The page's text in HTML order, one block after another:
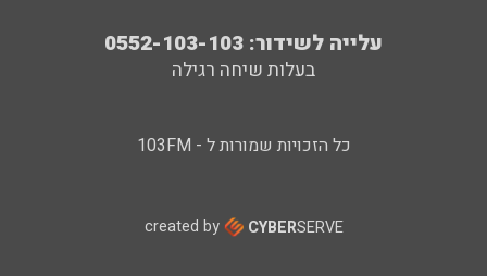
עלייה לשידור: 0552-103-103
בעלות שיחה רגילה
כל הזכויות שמורות ל - 103FM
created by CYBERSERVE